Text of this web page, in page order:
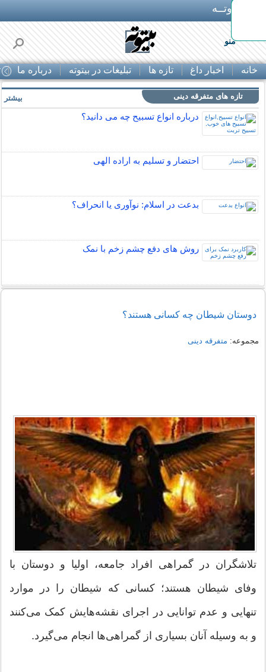
بـیتوتــه
منو
خانه اخبار داغ تازه ها تبلیغات در بیتوته درباره ما
تازه های متفرقه دینی
درباره انواع تسبیح چه می دانید؟
احتضار و تسلیم به اراده الهی
بدعت در اسلام: نوآوری یا انحراف؟
روش های دفع چشم زخم با نمک
بیشتر
دوستان شیطان چه کسانی هستند؟
مجموعه: متفرقه دینی
تلاشگران در گمراهی افراد جامعه، اولیا و دوستان با
وفای شیطان هستند؛ کسانی که شیطان را در موارد
تنهایی و عدم توانایی در اجرای نقشه‌هایش کمک می‌کنند
و به وسیله آنان بسیاری از گمراهی‌ها انجام می‌گیرد.